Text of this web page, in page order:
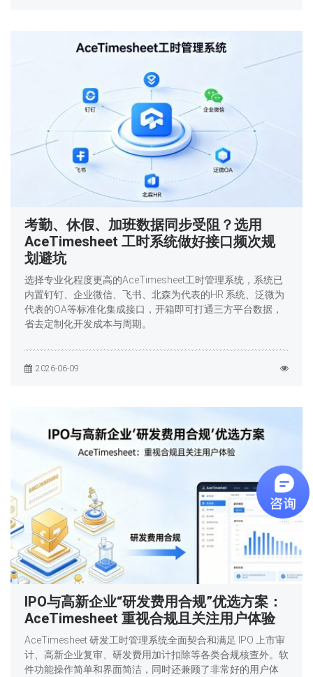
考勤、休假、加班数据同步受阻？选用
AceTimesheet 工时系统做好接口频次规
划避坑
选择专业化程度更高的AceTimesheet工时管理系统，系统已
内置钉钉、企业微信、飞书、北森为代表的HR 系统、泛微为
代表的OA等标准化集成接口，开箱即可打通三方平台数据，
省去定制化开发成本与周期。
2026-06-09
IPO与高新企业“研发费用合规”优选方案：
AceTimesheet 重视合规且关注用户体验
AceTimesheet 研发工时管理系统全面契合和满足 IPO 上市审
计、高新企业复审、研发费用加计扣除等各类合规核查外。软
件功能操作简单和界面简洁，同时还兼顾了非常好的用户体